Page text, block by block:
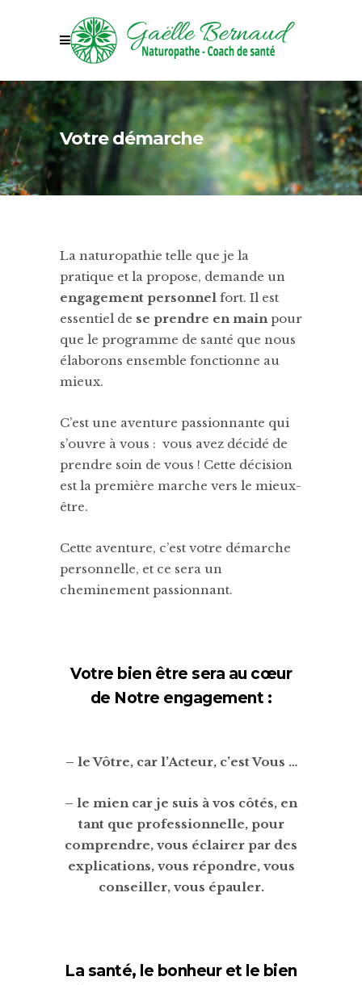
Votre démarche
La naturopathie telle que je la
pratique et la propose, demande un
engagement personnel fort. Il est
essentiel de se prendre en mainpour
que le programme de santé que nous
élaborons ensemble fonctionne au
mieux.
C’est une aventure passionnante qui
s’ouvre à vous : vous avez décidé de
prendre soin de vous ! Cette décision
est la première marche vers le mieux-
être.
Cette aventure, c’est votre démarche
personnelle, et ce sera un
cheminement passionnant.
Votre bien être sera au cœur
de Notre engagement :
– le Vôtre, car l’Acteur, c’est Vous …
– le mien car je suis à vos côtés, en
tant que professionnelle, pour
comprendre, vous éclairer par des
explications, vous répondre, vous
conseiller, vous épauler.
La santé, le bonheur et le bien